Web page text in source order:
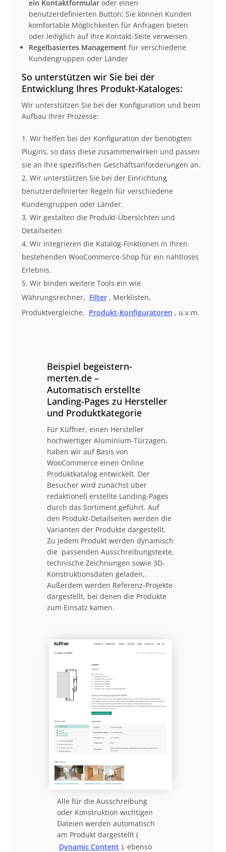
ein Kontaktformularoder einen
benutzerdefinierten Button: Sie können Kunden
komfortable Möglichkeiten für Anfragen bieten
oder lediglich auf Ihre Kontakt-Seite verweisen.
Regelbasiertes Management für verschiedene
Kundengruppen oder Länder
So unterstützen wir Sie bei der
Entwicklung Ihres Produkt-Kataloges:
Wir unterstützen Sie bei der Konfiguration und beim
Aufbau Ihrer Prozesse:
Wir helfen bei der Konfiguration der benötigten
Plugins, so dass diese zusammenwirken und passen
sie an Ihre spezifischen Geschäftsanforderungen an.
Wir unterstützen Sie bei der Einrichtung
benutzerdefinierter Regeln für verschiedene
Kundengruppen oder Länder.
Wir gestalten die Produkt-Übersichten und
Detailseiten
Wir integrieren die Katalog-Finktionen in Ihren
bestehenden WooCommerce-Shop für ein nahtloses
Erlebnis.
Wir binden weitere Tools ein wie
Währungsrechner, Filter , Merklisten,
Produktvergleiche, Produkt-Konfiguratoren , u.v.m.
Beispiel begeistern-
merten.de –
Automatisch erstellte
Landing-Pages zu Hersteller
und Produktkategorie
Für Küffner, einen Hersteller
hochwertiger Aluminium-Türzagen,
haben wir auf Basis von
WooCommerce einen Online
Produktkatalog entwickelt. Der
Besucher wird zunächst über
redaktionell erstellte Landing-Pages
durch das Sortiment geführt. Auf
den Produkt-Detailseiten werden die
Varianten der Produkte dargestellt.
Zu jedem Produkt werden dynamisch
die passenden Ausschreibungstexte,
technische Zeichnungen sowie 3D-
Konstruktionsdaten geladen,.
Außerdem werden Referenz-Projekte
dargestellt, bei denen die Produkte
zum Einsatz kamen.
Alle für die Ausschreibung
oder Konstruktion wichtigen
Dateien werden automatisch
am Produkt dargestellt (
Dynamic Content ), ebenso